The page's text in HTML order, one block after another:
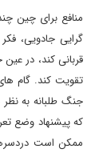
منافع برای چین
گرایی جادویی،
قربانی کند، در عین
تقویت کند. گام
جنگ طلبانه به نظر
که پیشنهاد وضع
ممکن است